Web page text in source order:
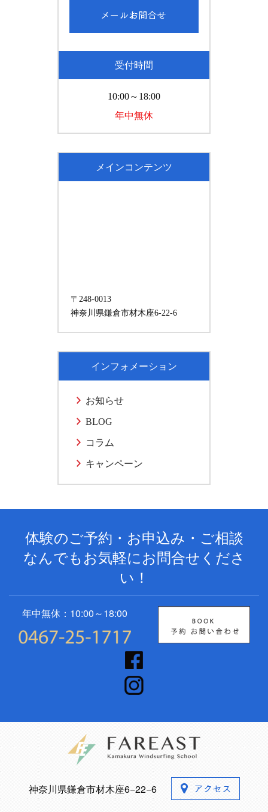
受付時間
10:00～18:00
年中無休
メインコンテンツ
〒248-0013
神奈川県鎌倉市材木座6-22-6
インフォメーション
お知らせ
BLOG
コラム
キャンペーン
体験のご予約・お申込み・ご相談
なんでもお気軽にお問合せくださ
い！
年中無休：10:00～18:00
神奈川県鎌倉市材木座6−22−6